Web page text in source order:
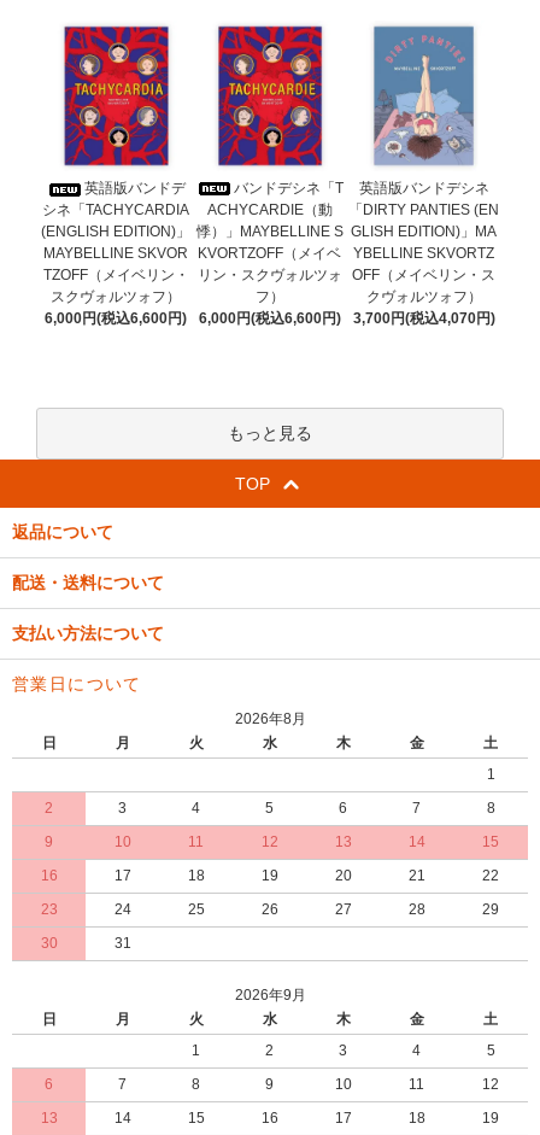
英語版バンドデ
シネ「TACHYCARDIA
(ENGLISH EDITION)」
MAYBELLINE SKVOR
TZOFF（メイベリン・
スクヴォルツォフ）
6,000円(税込6,600円)
バンドデシネ「T
ACHYCARDIE（動
悸）」MAYBELLINE S
KVORTZOFF（メイベ
リン・スクヴォルツォ
フ）
6,000円(税込6,600円)
英語版バンドデシネ
「DIRTY PANTIES (EN
GLISH EDITION)」MA
YBELLINE SKVORTZ
OFF（メイベリン・ス
クヴォルツォフ）
3,700円(税込4,070円)
もっと見る
TOP
返品について
配送・送料について
支払い方法について
営業日について
2026年8月
日
月 火 水 木 金
土
1
2
3 4 5 6 7
8
9
10 11 12 13 14
15
16
17 18 19 20 21
22
23
24 25 26 27 28
29
30
31
2026年9月
日
月 火 水 木 金
土
1
2 3 4
5
6
7 8 9 10 11
12
13
14 15 16 17 18
19